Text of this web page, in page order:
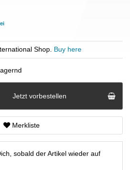
Shop. Buy here
Jetzt vorbestellen
Merkliste
sobald der Artikel wieder auf